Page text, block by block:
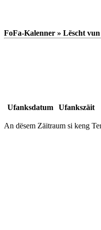
FoFa-Kalenner » Lëscht
Ufanksdatum Ufankszäit
An dësem Zäitraum si keng